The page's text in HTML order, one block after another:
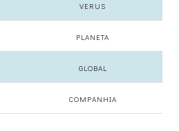
VERUS
PLANETA
GLOBAL
COMPANHIA